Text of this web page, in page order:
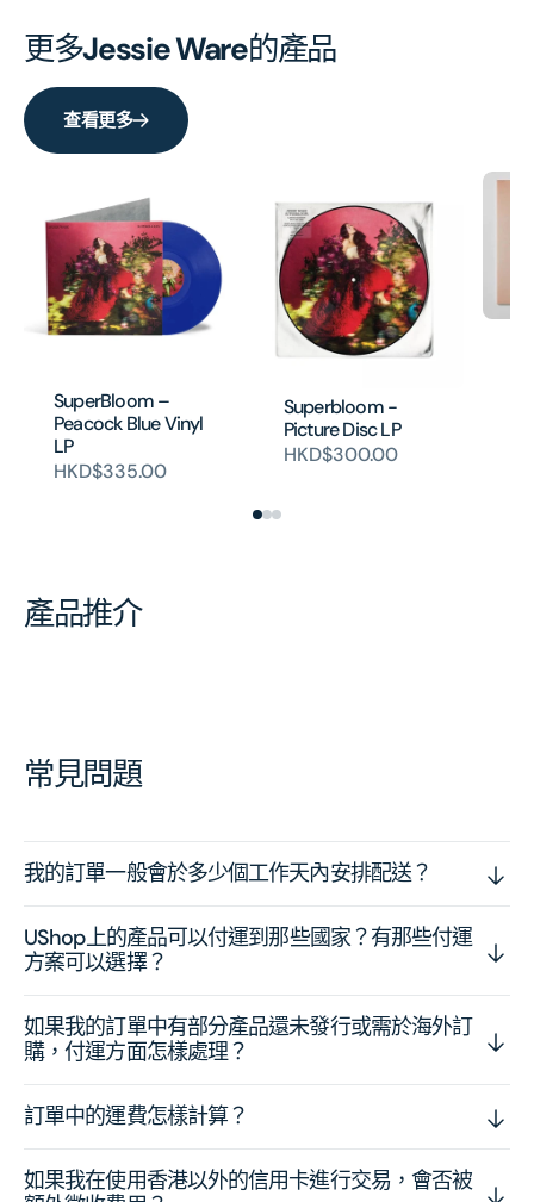
更多Jessie Ware的產品
查看更多
SuperBloom –
Peacock Blue Vinyl
LP
HKD$335.00
Superbloom -
Picture Disc LP
HKD$300.00
產品推介
常見問題
我的訂單一般會於多少個工作天內安排配送？
UShop上的產品可以付運到那些國家？有那些付運
方案可以選擇？
如果我的訂單中有部分產品還未發行或需於海外訂
購，付運方面怎樣處理？
訂單中的運費怎樣計算？
如果我在使用香港以外的信用卡進行交易，會否被